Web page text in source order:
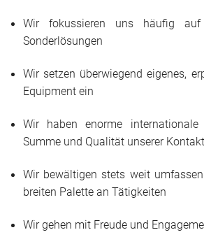
Wir fokussieren uns häufig auf
Sonderlösungen
Wir setzen überwiegend eigenes,
Equipment ein
Wir haben enorme
Summe und Qualität unserer
Wir bewältigen stets weit
breiten Palette an Tätigkeiten
Wir gehen mit Freude und